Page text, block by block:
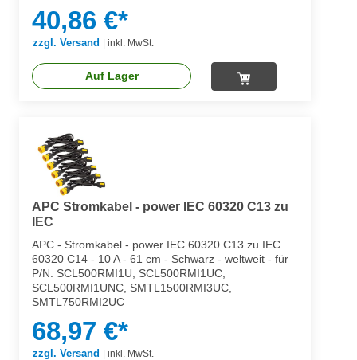
40,86 €*
zzgl. Versand inkl. MwSt.
Auf Lager
APC Stromkabel - power IEC 60320 C13 zu
IEC
APC - Stromkabel - power IEC 60320 C13 zu IEC
60320 C14 - 10 A - 61 cm - Schwarz - weltweit - für
P/N: SCL500RMI1U, SCL500RMI1UC,
SCL500RMI1UNC, SMTL1500RMI3UC,
SMTL750RMI2UC
68,97 €*
zzgl. Versand inkl. MwSt.